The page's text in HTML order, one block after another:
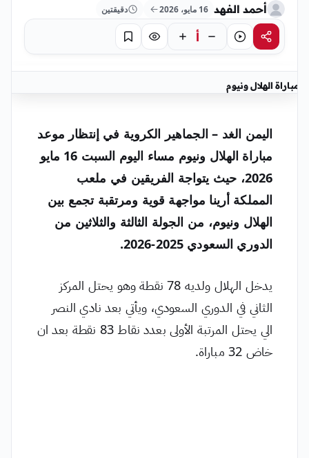
أحمد الفهد 16 مايو، 2026 دقيقتين
مشاركةاستماع أ تركيز حفظ
مباراة الهلال ونيوم
اليمن الغد – الجماهير الكروية في إنتظار موعد
مباراة الهلال ونيوم مساء اليوم السبت 16 مايو
2026، حيث يتواجة الفريقين في ملعب
المملكة أرينا مواجهة قوية ومرتقبة تجمع بين
الهلال ونيوم، من الجولة الثالثة والثلاثين من
الدوري السعودي 2025-2026.
يدخل الهلال ولديه 78 نقطة وهو يحتل المركز
الثاني في الدوري السعودي، ويأتي بعد نادي النصر
الي يحتل المرتبة الأولى بعدد نقاط 83 نقطة بعد ان
خاض 32 مباراة.